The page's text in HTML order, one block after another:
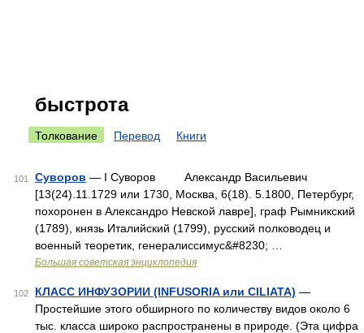
быстрота
Толкование Перевод Книги
101 Суворов — I Суворов Александр Васильевич
[13(24).11.1729 или 1730, Москва, 6(18). 5.1800, Петербург,
похоронен в Александро Невской лавре], граф Рымникский
(1789), князь Италийский (1799), русский полководец и
военный теоретик, генералиссимус&#8230; …
Большая советская энциклопедия
102 КЛАСС ИНФУЗОРИИ (INFUSORIA или CILIATA) —
Простейшие этого обширного по количеству видов около 6
тыс. класса широко распространены в природе. (Эта цифра